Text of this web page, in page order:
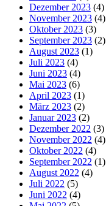
Dezember 2023 (4)
November 2023 (4)
Oktober 2023 (3)
September 2023 (2)
August 2023 (1)
Juli 2023 (4)
Juni 2023 (4)
Mai 2023 (6)
April 2023 (1)
März 2023 (2)
Januar 2023 (2)
Dezember 2022 (3)
November 2022 (4)
Oktober 2022 (4)
September 2022 (1)
August 2022 (4)
Juli 2022 (5)
Juni 2022 (4)